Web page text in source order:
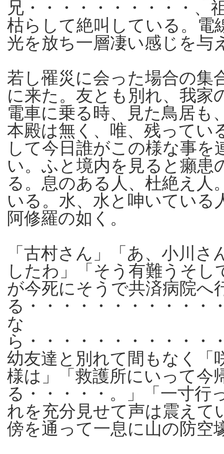
兄・・・・・・・・・・、
枯らして絶叫している。電
光を放ち一層凄い感じを与
若し罹災に会った場合の集
に来た。友とも別れ、我家
電車に乗る時、見た鳥居も
本殿は無く、唯、残ってい
して今日誰がこの様な事
い。ふと境内を見ると癩患
る。息のある人、杜絶え人
いる。水、水と呻いている
阿修羅の如く。
「古村さん」「あ、小川
したわ」「そう有難うそ
が今死にそうで共済病院へ
る・・・・・・・・・・・
な
ら・・・・・・・・・・・
幼友達と別れて間もなく「
様は」「救護所にいって今
る・・・・・。」「一寸行
れを充分見せて声は震えて
傍を通って一息に山の防空